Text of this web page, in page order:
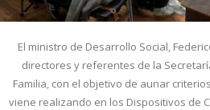
El ministro de Desarrollo Social,
directores y referentes de la
Familia, con el objetivo de aunar
viene realizando en los Dispositivos de